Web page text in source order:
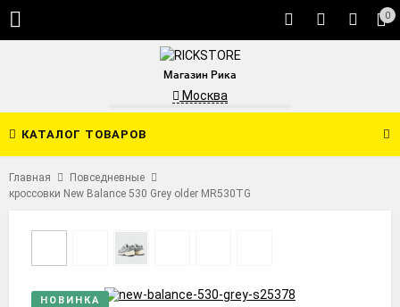
0
Магазин Рика
Москва
КАТАЛОГ ТОВАРОВ
Главная
Повседневные
кроссовки New Balance 530 Grey older MR530TG
НОВИНКА